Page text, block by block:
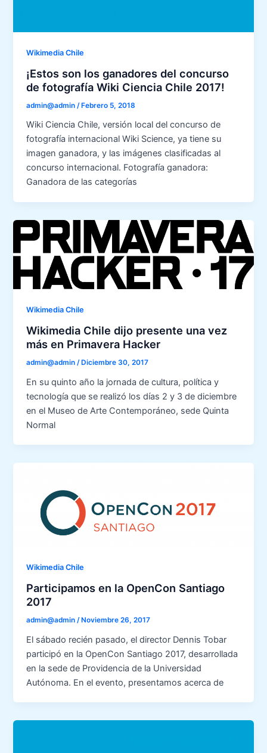
Wikimedia Chile
¡Estos son los ganadores del concurso
de fotografía Wiki Ciencia Chile 2017!
admin@admin /Febrero 5, 2018
Wiki Ciencia Chile, versión local del concurso de
fotografía internacional Wiki Science, ya tiene su
imagen ganadora, y las imágenes clasificadas al
concurso internacional. Fotografía ganadora:
Ganadora de las categorías
Wikimedia Chile
Wikimedia Chile dijo presente una vez
más en Primavera Hacker
admin@admin /Diciembre 30, 2017
En su quinto año la jornada de cultura, política y
tecnología que se realizó los días 2 y 3 de diciembre
en el Museo de Arte Contemporáneo, sede Quinta
Normal
Wikimedia Chile
Participamos en la OpenCon Santiago
2017
admin@admin /Noviembre 26, 2017
El sábado recién pasado, el director Dennis Tobar
participó en la OpenCon Santiago 2017, desarrollada
en la sede de Providencia de la Universidad
Autónoma. En el evento, presentamos acerca de